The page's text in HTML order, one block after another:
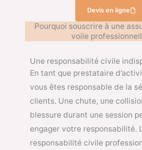
Devis en ligne
Pourquoi souscrire à une
voile
Une responsabilité civile
En tant que prestataire
vous êtes responsable de la
clients. Une chute, une
blessure durant une session
engager votre responsabilité.
responsabilité civile